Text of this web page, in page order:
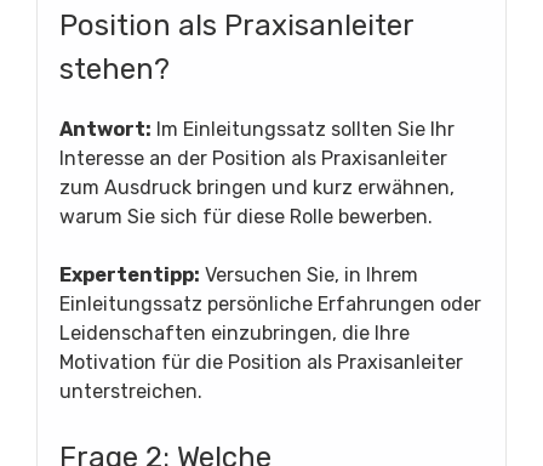
Position als Praxisanleiter
stehen?
Antwort: Im Einleitungssatz sollten Sie Ihr
Interesse an der Position als Praxisanleiter
zum Ausdruck bringen und kurz erwähnen,
warum Sie sich für diese Rolle bewerben.
Expertentipp: Versuchen Sie, in Ihrem
Einleitungssatz persönliche Erfahrungen oder
Leidenschaften einzubringen, die Ihre
Motivation für die Position als Praxisanleiter
unterstreichen.
Frage 2: Welche